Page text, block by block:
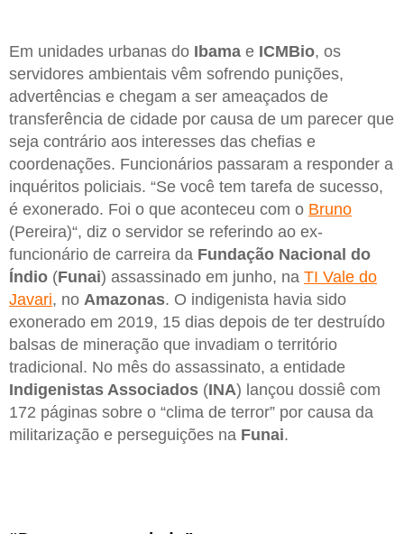
Em unidades urbanas do Ibama e ICMBio, os
servidores ambientais vêm sofrendo punições,
advertências e chegam a ser ameaçados de
transferência de cidade por causa de um parecer que
seja contrário aos interesses das chefias e
coordenações. Funcionários passaram a responder a
inquéritos policiais. “Se você tem tarefa de sucesso,
é exonerado. Foi o que aconteceu com o Bruno
(Pereira)“, diz o servidor se referindo ao ex-
funcionário de carreira da Fundação Nacional do
Índio (Funai) assassinado em junho, na TI Vale do
Javari, no Amazonas. O indigenista havia sido
exonerado em 2019, 15 dias depois de ter destruído
balsas de mineração que invadiam o território
tradicional. No mês do assassinato, a entidade
Indigenistas Associados (INA) lançou dossiê com
172 páginas sobre o “clima de terror” por causa da
militarização e perseguições na Funai.